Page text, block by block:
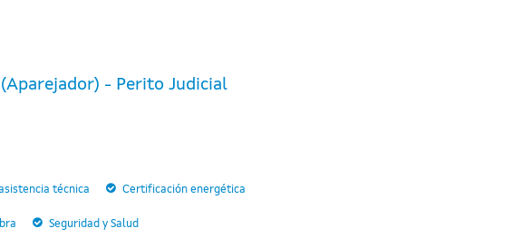
- Perito Judicial
técnica Certificación energética
Seguridad y Salud